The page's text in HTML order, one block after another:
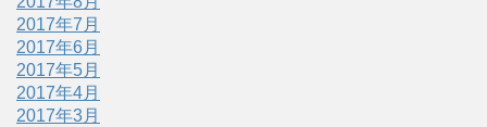
2017年7月
2017年6月
2017年5月
2017年4月
2017年3月